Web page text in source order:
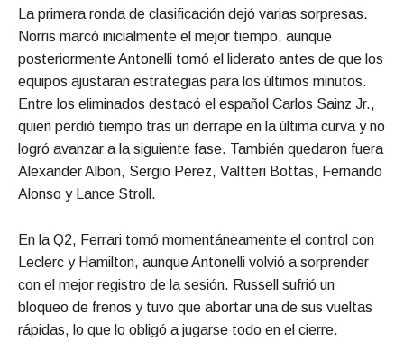
La primera ronda de clasificación dejó varias sorpresas.
Norris marcó inicialmente el mejor tiempo, aunque
posteriormente Antonelli tomó el liderato antes de que los
equipos ajustaran estrategias para los últimos minutos.
Entre los eliminados destacó el español Carlos Sainz Jr.,
quien perdió tiempo tras un derrape en la última curva y no
logró avanzar a la siguiente fase. También quedaron fuera
Alexander Albon, Sergio Pérez, Valtteri Bottas, Fernando
Alonso y Lance Stroll.
En la Q2, Ferrari tomó momentáneamente el control con
Leclerc y Hamilton, aunque Antonelli volvió a sorprender
con el mejor registro de la sesión. Russell sufrió un
bloqueo de frenos y tuvo que abortar una de sus vueltas
rápidas, lo que lo obligó a jugarse todo en el cierre.